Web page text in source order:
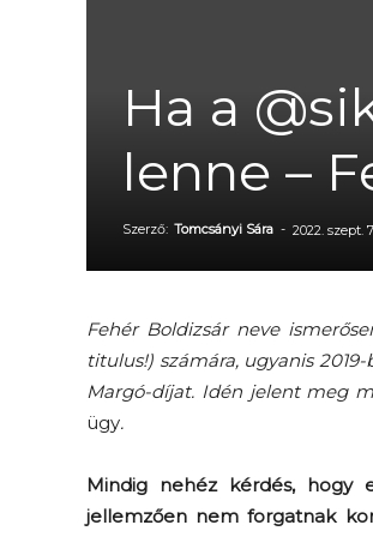
Ha a
lenne –
Szerző: Tomcsányi Sára - 2022. szept.
Fehér Boldizsár neve
titulus!) számára, ugyanis 2019-
Margó-díjat. Idén jelent meg
ügy.
Mindig nehéz kérdés, hogy
jellemzően nem forgatnak